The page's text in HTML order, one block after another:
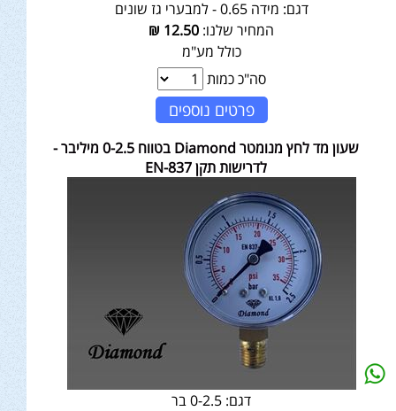
דגם: מידה 0.65 - למבערי גז שונים
המחיר שלנו: 12.50
₪
כולל מע"מ
סה"כ כמות
פרטים נוספים
שעון מד לחץ מנומטר Diamond בטווח 0-2.5 מיליבר -
לדרישות תקן EN-837
דגם: 0-2.5 בר